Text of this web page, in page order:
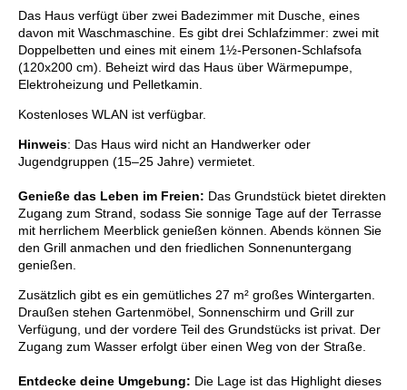
Das Haus verfügt über zwei Badezimmer mit Dusche, eines
davon mit Waschmaschine. Es gibt drei Schlafzimmer: zwei mit
Doppelbetten und eines mit einem 1½-Personen-Schlafsofa
(120x200 cm). Beheizt wird das Haus über Wärmepumpe,
Elektroheizung und Pelletkamin.
Kostenloses WLAN ist verfügbar.
Hinweis: Das Haus wird nicht an Handwerker oder
Jugendgruppen (15–25 Jahre) vermietet.
Genieße das Leben im Freien: Das Grundstück bietet direkten
Zugang zum Strand, sodass Sie sonnige Tage auf der Terrasse
mit herrlichem Meerblick genießen können. Abends können Sie
den Grill anmachen und den friedlichen Sonnenuntergang
genießen.
Zusätzlich gibt es ein gemütliches 27 m² großes Wintergarten.
Draußen stehen Gartenmöbel, Sonnenschirm und Grill zur
Verfügung, und der vordere Teil des Grundstücks ist privat. Der
Zugang zum Wasser erfolgt über einen Weg von der Straße.
Entdecke deine Umgebung: Die Lage ist das Highlight dieses